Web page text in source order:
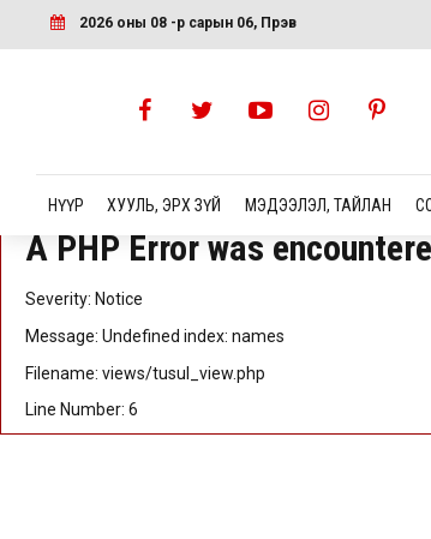
2026 оны 08 -р сарын 06, Пүрэв
НҮҮР ХУУЛЬ, ЭРХ ЗҮЙ МЭДЭЭЛЭЛ, ТАЙЛАН
A PHP Error was encountered
Message: Undefined index: id
A PHP Error was
Severity: Notice
Message: Undefined index: names
Filename: views/tusul_view.php
Line Number: 6